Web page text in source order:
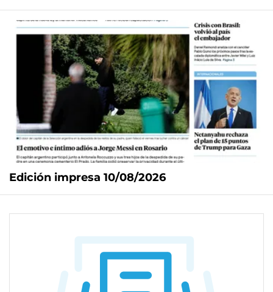
Edición impresa 10/08/2026